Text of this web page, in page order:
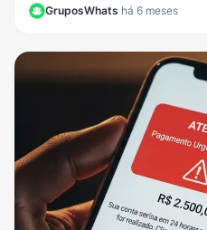
GruposWhats·há 6 meses